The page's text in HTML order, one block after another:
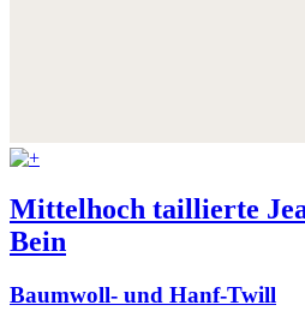
Mittelhoch taillierte
Bein
Baumwoll- und Hanf-Twill